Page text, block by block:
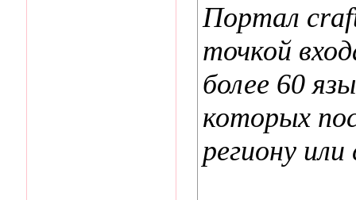
Портал
точкой
более 60
которых
региону